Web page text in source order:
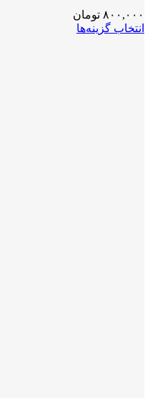
۸۰۰,۰۰۰ تومان
انتخاب گزینه‌ها